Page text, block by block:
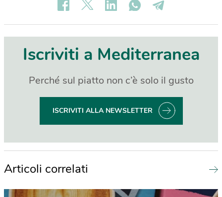
Iscriviti a Mediterranea
Perché sul piatto non c’è solo il gusto
ISCRIVITI ALLA NEWSLETTER
Articoli correlati